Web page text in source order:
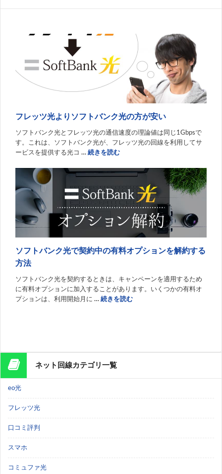
フレッツ光よりソフトバンク光の方が安い
ソフトバンク光とフレッツ光の通信速度の理論値は同じ1Gbpsで
す。これは、ソフトバンク光が、フレッツ光の回線を利用してサ
ービスを提供する光コ … 続きを読む
ソフトバンク光で契約中の有料オプションを解約する
方法
ソフトバンク光を契約するときは、キャンペーンを適用するため
に有料オプションに加入することがあります。いくつかの有料オ
プションは、利用開始月に … 続きを読む
ネット回線カテゴリ一覧
eo光
フレッツ光
口コミ評判
スマホ
コミュファ光